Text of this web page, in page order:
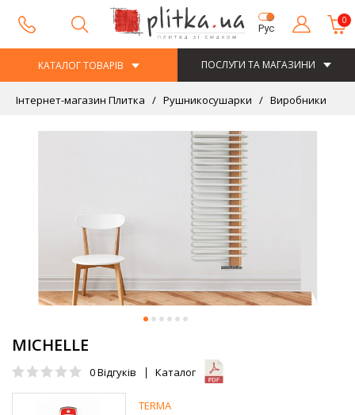
Рус
0
КАТАЛОГ ТОВАРІВ ПОСЛУГИ ТА МАГАЗИНИ
Інтернет-магазин Плитка Рушникосушарки Виробники
MICHELLE
0Відгуків Каталог
TERMA